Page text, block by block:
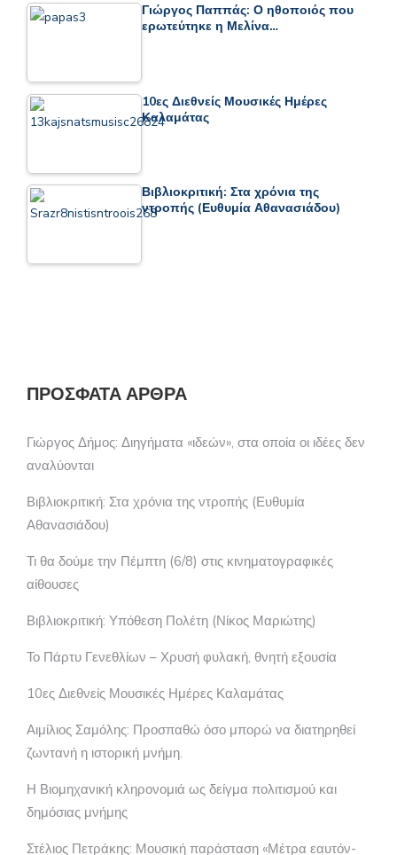
Γιώργος Παππάς: Ο ηθοποιός που
ερωτεύτηκε η Μελίνα…
10ες Διεθνείς Μουσικές Ημέρες
Καλαμάτας
Βιβλιοκριτική: Στα χρόνια της
ντροπής (Ευθυμία Αθανασιάδου)
ΠΡΌΣΦΑΤΑ ΆΡΘΡΑ
Γιώργος Δήμος: Διηγήματα «ιδεών», στα οποία οι ιδέες δεν
αναλύονται
Βιβλιοκριτική: Στα χρόνια της ντροπής (Ευθυμία
Αθανασιάδου)
Τι θα δούμε την Πέμπτη (6/8) στις κινηματογραφικές
αίθουσες
Βιβλιοκριτική: Υπόθεση Πολέτη (Νίκος Μαριώτης)
Το Πάρτυ Γενεθλίων – Χρυσή φυλακή, θνητή εξουσία
10ες Διεθνείς Μουσικές Ημέρες Καλαμάτας
Αιμίλιος Σαμόλης: Προσπαθώ όσο μπορώ να διατηρηθεί
ζωντανή η ιστορική μνήμη.
Η Βιομηχανική κληρονομιά ως δείγμα πολιτισμού και
δημόσιας μνήμης
Στέλιος Πετράκης: Μουσική παράσταση «Μέτρα εαυτόν-